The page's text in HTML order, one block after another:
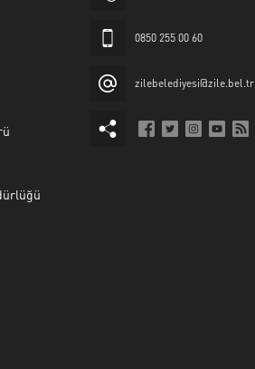
0850 255 00 60
zilebelediyesi@zile.bel.tr